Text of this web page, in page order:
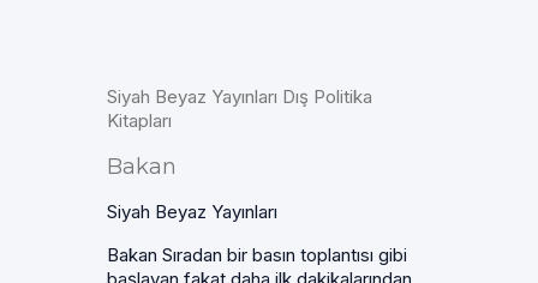
Siyah Beyaz Yayınları Dış Politika
Kitapları
Bakan
Siyah Beyaz Yayınları
Bakan Sıradan bir basın toplantısı gibi